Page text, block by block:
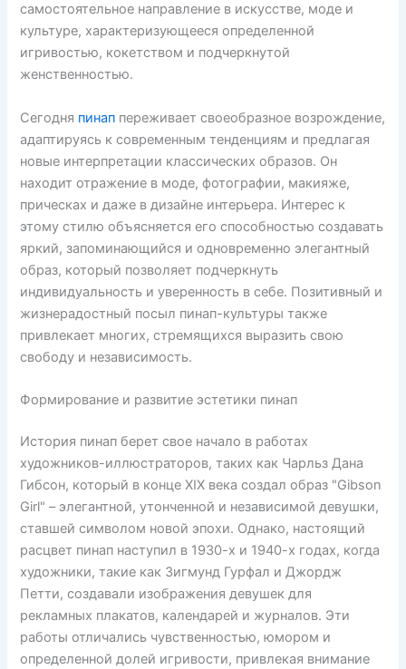
самостоятельное направление в искусстве, моде и
культуре, характеризующееся определенной
игривостью, кокетством и подчеркнутой
женственностью.
Сегодня пинап переживает своеобразное возрождение,
адаптируясь к современным тенденциям и предлагая
новые интерпретации классических образов. Он
находит отражение в моде, фотографии, макияже,
прическах и даже в дизайне интерьера. Интерес к
этому стилю объясняется его способностью создавать
яркий, запоминающийся и одновременно элегантный
образ, который позволяет подчеркнуть
индивидуальность и уверенность в себе. Позитивный и
жизнерадостный посыл пинап-культуры также
привлекает многих, стремящихся выразить свою
свободу и независимость.
Формирование и развитие эстетики пинап
История пинап берет свое начало в работах
художников-иллюстраторов, таких как Чарльз Дана
Гибсон, который в конце XIX века создал образ "Gibson
Girl" – элегантной, утонченной и независимой девушки,
ставшей символом новой эпохи. Однако, настоящий
расцвет пинап наступил в 1930-х и 1940-х годах, когда
художники, такие как Зигмунд Гурфал и Джордж
Петти, создавали изображения девушек для
рекламных плакатов, календарей и журналов. Эти
работы отличались чувственностью, юмором и
определенной долей игривости, привлекая внимание